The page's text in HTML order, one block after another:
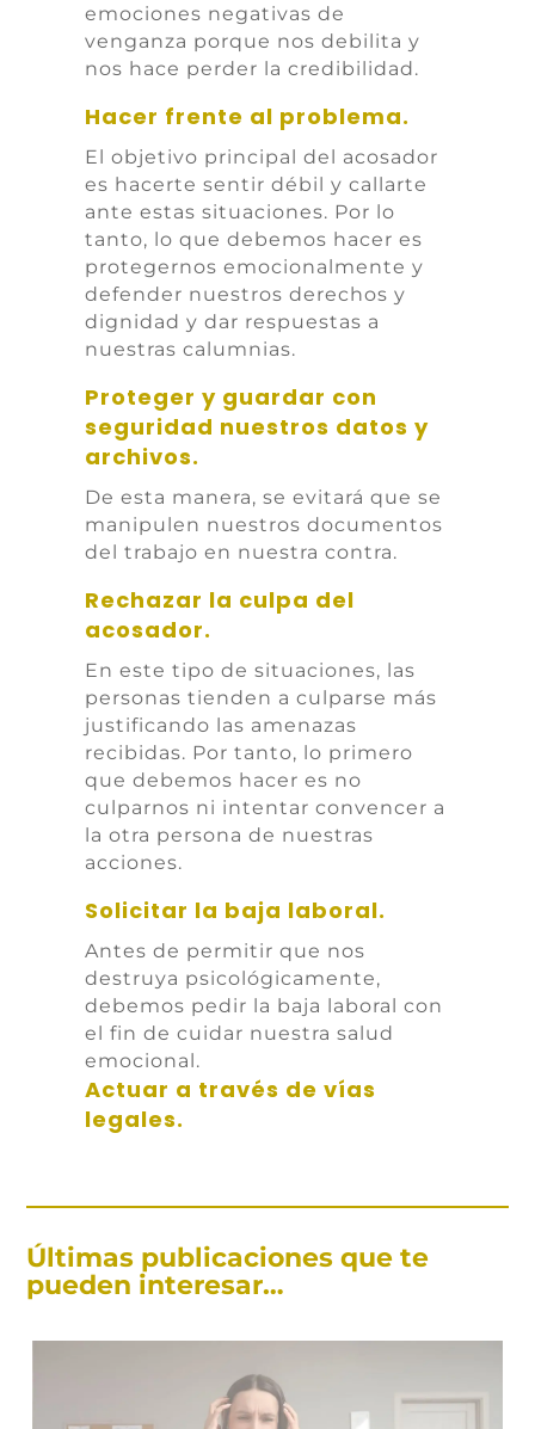
emociones negativas de
venganza porque nos debilita y
nos hace perder la credibilidad.
Hacer frente al problema.
El objetivo principal del acosador
es hacerte sentir débil y callarte
ante estas situaciones. Por lo
tanto, lo que debemos hacer es
protegernos emocionalmente y
defender nuestros derechos y
dignidad y dar respuestas a
nuestras calumnias.
Proteger y guardar con
seguridad nuestros datos y
archivos.
De esta manera, se evitará que se
manipulen nuestros documentos
del trabajo en nuestra contra.
Rechazar la culpa del
acosador.
En este tipo de situaciones, las
personas tienden a culparse más
justificando las amenazas
recibidas. Por tanto, lo primero
que debemos hacer es no
culparnos ni intentar convencer a
la otra persona de nuestras
acciones.
Solicitar la baja laboral.
Antes de permitir que nos
destruya psicológicamente,
debemos pedir la baja laboral con
el fin de cuidar nuestra salud
emocional.
Actuar a través de vías
legales.
Últimas publicaciones que te
pueden interesar…